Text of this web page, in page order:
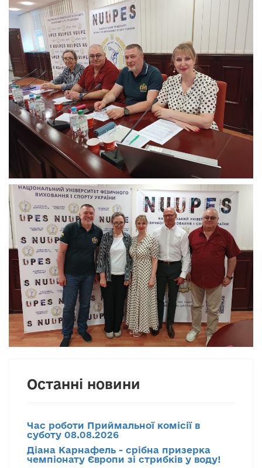
Останні новини
Час роботи Приймальної комісії в
суботу 08.08.2026
Діана Карнафель - срібна призерка
чемпіонату Європи зі стрибків у воду!